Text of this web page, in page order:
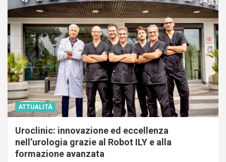
ATTUALITÀ
Uroclinic: innovazione ed eccellenza
nell’urologia grazie al Robot ILY e alla
formazione avanzata